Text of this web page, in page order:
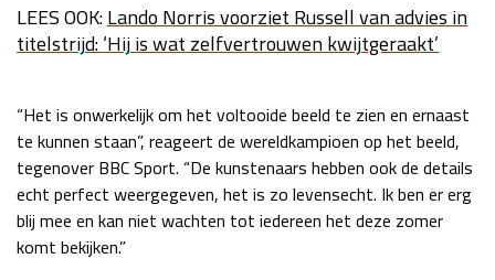
GP QATAR 2026
Kwalificatie
Kwalificatie
za 15:00 - 16:00
LEES OOK:Lando Norris voorziet Russell van advies in
titelstrijd: ‘Hij is wat zelfvertrouwen kwijtgeraakt’
“Het is onwerkelijk om het voltooide beeld te zien en ernaast
te kunnen staan”, reageert de wereldkampioen op het beeld,
tegenover BBC Sport. “De kunstenaars hebben ook de details
echt perfect weergegeven, het is zo levensecht. Ik ben er erg
blij mee en kan niet wachten tot iedereen het deze zomer
komt bekijken.”